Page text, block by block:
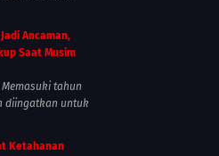
Ancaman,
Saat Musim
Memasuki tahun
diingatkan untuk
Ketahanan